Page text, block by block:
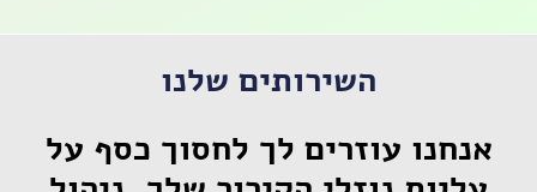
השירותים שלנו
אנחנו עוזרים לך לחסוך כסף על